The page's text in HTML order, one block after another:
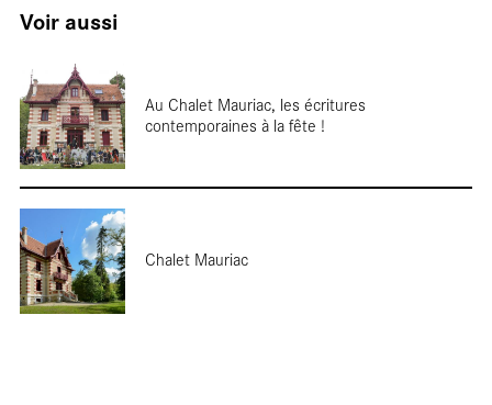
Voir aussi
Au Chalet Mauriac, les écritures
contemporaines à la fête !
Chalet Mauriac